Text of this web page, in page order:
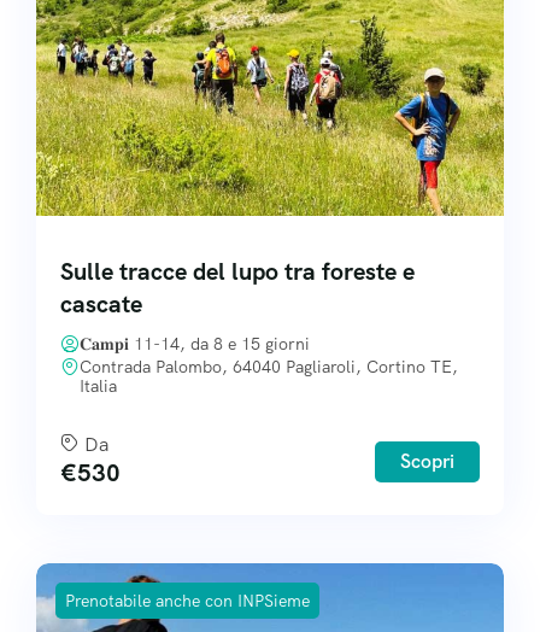
I progetti che sosteniamo
Domande dai genitori
Contatti
Welfare
Agevolazioni
Sulle tracce del lupo tra foreste e
cascate
𝐂𝐚𝐦𝐩𝐢 11-14, da 8 e 15 giorni
Contrada Palombo, 64040 Pagliaroli, Cortino TE,
Italia
Da
€530 Scopri
Prenotabile anche con INPSieme